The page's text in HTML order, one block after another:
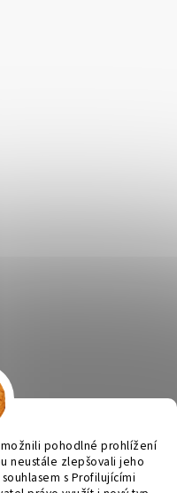
pohodlné prohlížení
neustále zlepšovali jeho
souhlasem s Profilujícími